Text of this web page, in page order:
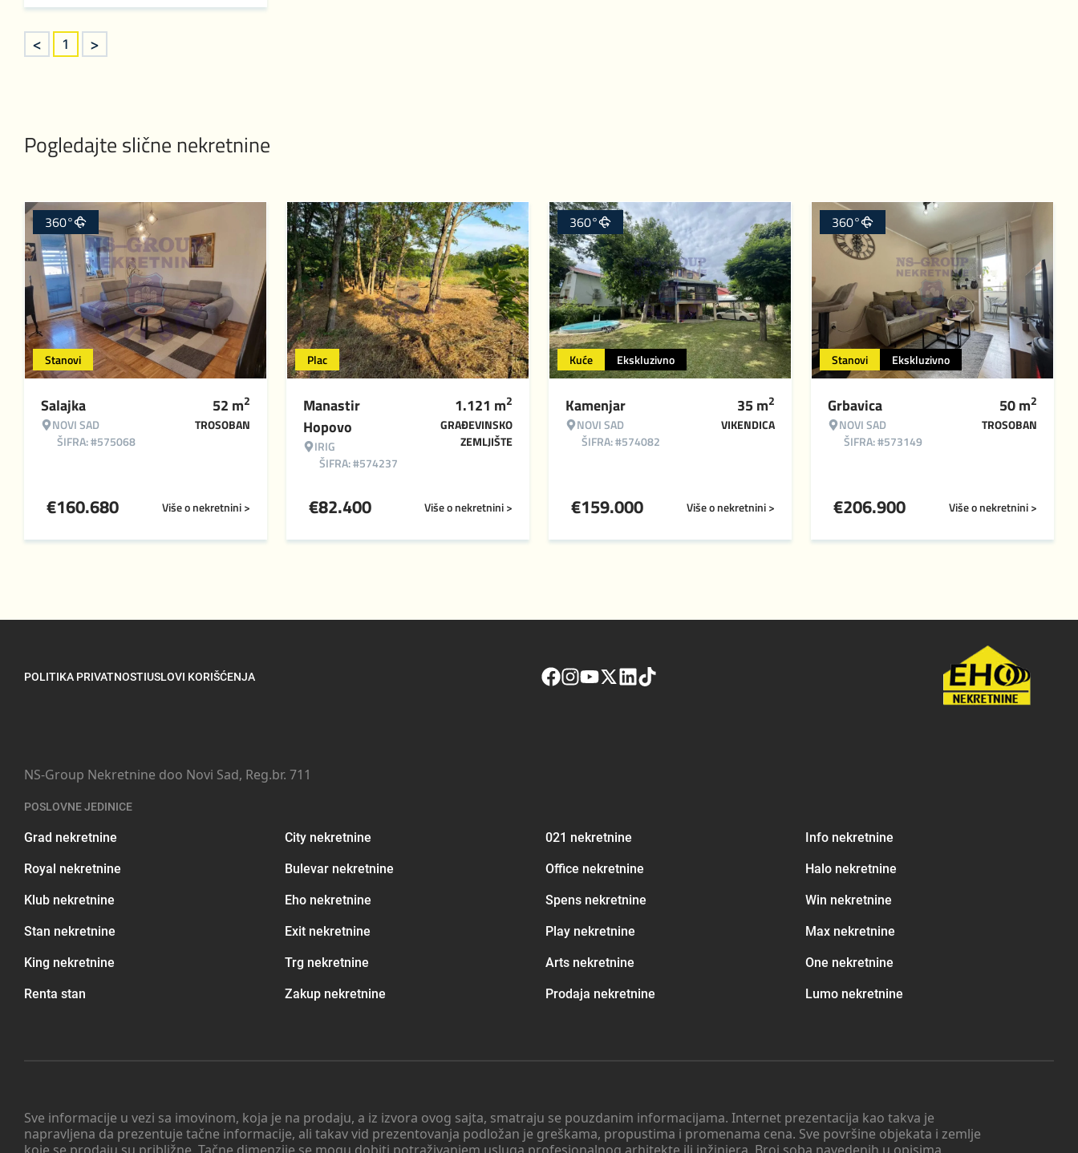
< 1 >
Pogledajte slične nekretnine
Stanovi
360°
Salajka
NOVI SAD
ŠIFRA: #575068
52 m2
TROSOBAN
Više o nekretnini >
€160.680
Plac
Manastir
Hopovo
IRIG
ŠIFRA: #574237
1.121 m2
GRAĐEVINSKO
ZEMLJIŠTE
Više o nekretnini >
€82.400
Kuće Ekskluzivno
360°
Kamenjar
NOVI SAD
ŠIFRA: #574082
35m2
VIKENDICA
Više o nekretnini >
€159.000
Stanovi Ekskluzivno
360°
Grbavica
NOVI SAD
ŠIFRA: #573149
50m2
TROSOBAN
Više o nekretnini >
€206.900
POLITIKA PRIVATNOSTIUSLOVI KORIŠĆENJA
Sve informacije u vezi sa imovinom, koja je na prodaju, a iz izvora ovog sajta, smatraju se pouzdanim informacijama. Internet prezentacija kao takva je
napravljena da prezentuje tačne informacije, ali takav vid prezentovanja podložan je greškama, propustima i promenama cena. Sve površine objekata i zemlje
NS-Group Nekretnine doo Novi Sad, Reg.br. 711
POSLOVNE JEDINICE
Grad nekretnine City nekretnine 021 nekretnine Info nekretnine
Royal nekretnine Bulevar nekretnine Office nekretnine Halo nekretnine
Klub nekretnine Eho nekretnine Spens nekretnine Win nekretnine
Stan nekretnine Exit nekretnine Play nekretnine Max nekretnine
King nekretnine Trg nekretnine Arts nekretnine One nekretnine
Renta stan Zakup nekretnine Prodaja nekretnine Lumo nekretnine